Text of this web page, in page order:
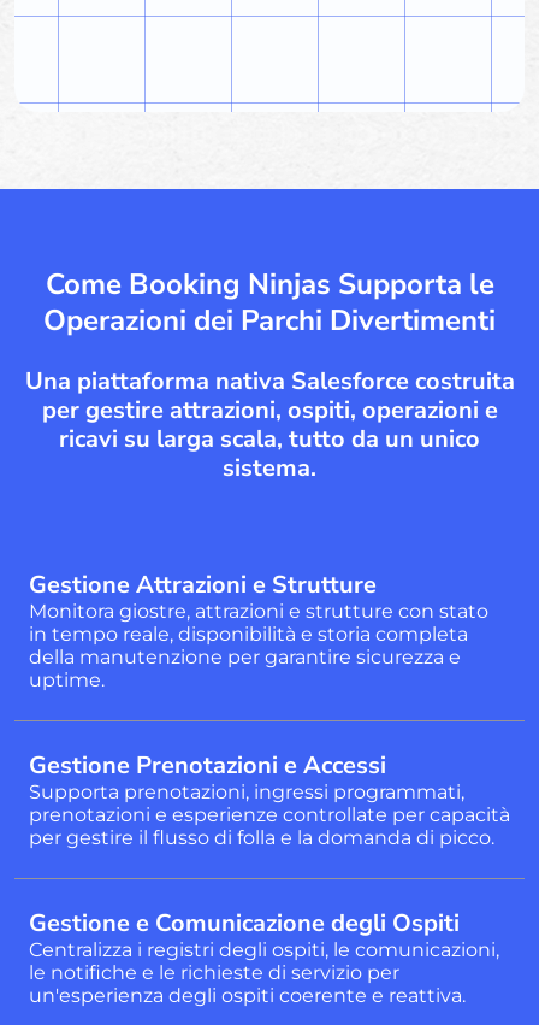
Come Booking Ninjas Supporta le
Operazioni dei Parchi Divertimenti
Una piattaforma nativa Salesforce costruita
per gestire attrazioni, ospiti, operazioni e
ricavi su larga scala, tutto da un unico
sistema.
Gestione Attrazioni e Strutture
Monitora giostre, attrazioni e strutture con stato
in tempo reale, disponibilità e storia completa
della manutenzione per garantire sicurezza e
uptime.
Gestione Prenotazioni e Accessi
Supporta prenotazioni, ingressi programmati,
prenotazioni e esperienze controllate per capacità
per gestire il flusso di folla e la domanda di picco.
Gestione e Comunicazione degli Ospiti
Centralizza i registri degli ospiti, le comunicazioni,
le notifiche e le richieste di servizio per
un'esperienza degli ospiti coerente e reattiva.